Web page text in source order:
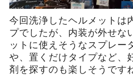
今回洗浄したヘルメットは
プでしたが、内装が外せな
ットに使えそうなスプレー
や、置くだけタイプなど、
剤を探すのも楽しそうです